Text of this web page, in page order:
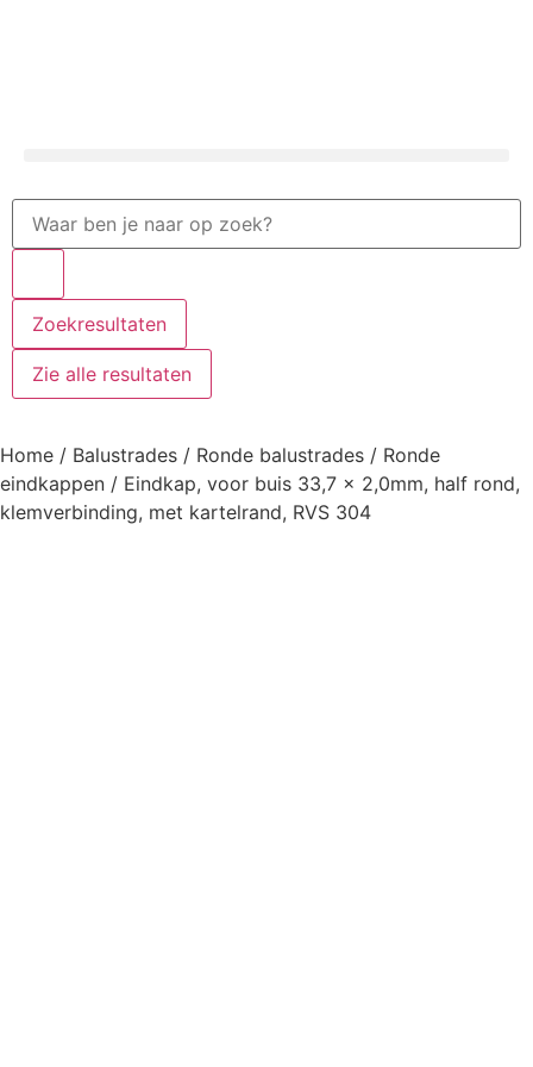
Zoekresultaten
Zie alle resultaten
Home / Balustrades / Ronde balustrades / Ronde
eindkappen / Eindkap, voor buis 33,7 x 2,0mm, half rond,
klemverbinding, met kartelrand, RVS 304